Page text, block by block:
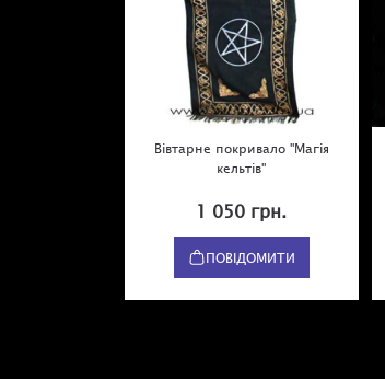
Вівтарне покривало "Магія
кельтів"
1 050 грн.
ПОВІДОМИТИ